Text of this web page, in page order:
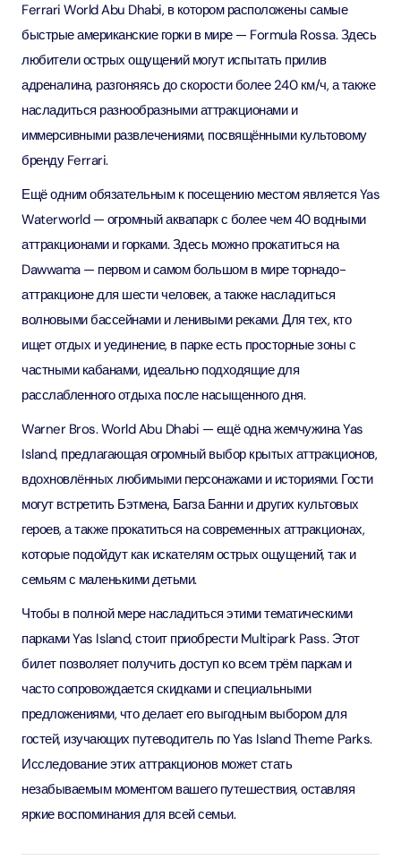
Ferrari World Abu Dhabi, в котором расположены самые
быстрые американские горки в мире — Formula Rossa. Здесь
любители острых ощущений могут испытать прилив
адреналина, разгоняясь до скорости более 240 км/ч, а также
насладиться разнообразными аттракционами и
иммерсивными развлечениями, посвящёнными культовому
бренду Ferrari.
Ещё одним обязательным к посещению местом является Yas
Waterworld — огромный аквапарк с более чем 40 водными
аттракционами и горками. Здесь можно прокатиться на
Dawwama — первом и самом большом в мире торнадо-
аттракционе для шести человек, а также насладиться
волновыми бассейнами и ленивыми реками. Для тех, кто
ищет отдых и уединение, в парке есть просторные зоны с
частными кабанами, идеально подходящие для
расслабленного отдыха после насыщенного дня.
Warner Bros. World Abu Dhabi — ещё одна жемчужина Yas
Island, предлагающая огромный выбор крытых аттракционов,
вдохновлённых любимыми персонажами и историями. Гости
могут встретить Бэтмена, Багза Банни и других культовых
героев, а также прокатиться на современных аттракционах,
которые подойдут как искателям острых ощущений, так и
семьям с маленькими детьми.
Чтобы в полной мере насладиться этими тематическими
парками Yas Island, стоит приобрести Multipark Pass. Этот
билет позволяет получить доступ ко всем трём паркам и
часто сопровождается скидками и специальными
предложениями, что делает его выгодным выбором для
гостей, изучающих путеводитель по Yas Island Theme Parks.
Исследование этих аттракционов может стать
незабываемым моментом вашего путешествия, оставляя
яркие воспоминания для всей семьи.